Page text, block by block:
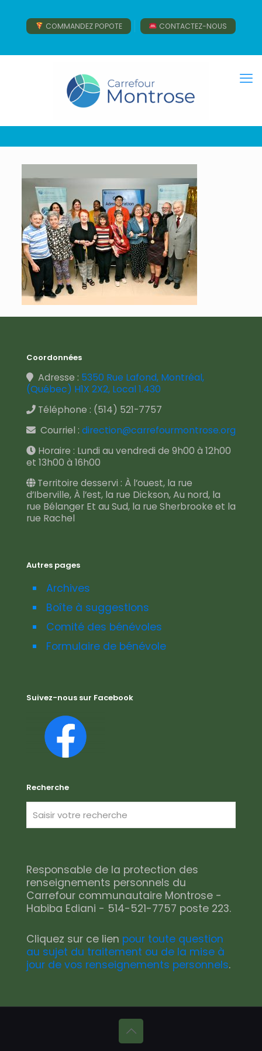
COMMANDEZ POPOTE CONTACTEZ-NOUS
Coordonnées
Adresse : 5350 Rue Lafond, Montréal,
(Québec) H1X 2X2, Local 1.430
Téléphone : (514) 521-7757
Courriel : direction@carrefourmontrose.org
Horaire : Lundi au vendredi de 9h00 à 12h00
et 13h00 à 16h00
Territoire desservi : À l’ouest, la rue
d’Iberville, À l’est, la rue Dickson, Au nord, la
rue Bélanger Et au Sud, la rue Sherbrooke et la
rue Rachel
Autres pages
Archives
Boîte à suggestions
Comité des bénévoles
Formulaire de bénévole
Suivez-nous sur Facebook
Recherche
Responsable de la protection des
renseignements personnels du
Carrefour communautaire Montrose -
Habiba Ediani - 514-521-7757 poste 223.
Cliquez sur ce lien pour toute question
au sujet du traitement ou de la mise à
jour de vos renseignements personnels.